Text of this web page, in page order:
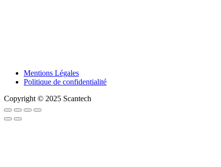
Mentions Légales
Politique de confidentialité
Copyright © 2025 Scantech